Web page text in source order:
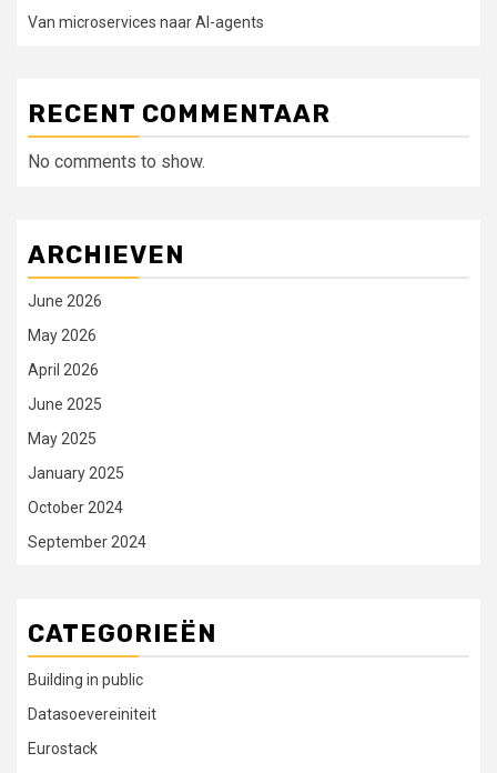
Van microservices naar AI-agents
RECENT COMMENTAAR
No comments to show.
ARCHIEVEN
June 2026
May 2026
April 2026
June 2025
May 2025
January 2025
October 2024
September 2024
CATEGORIEËN
Building in public
Datasoevereiniteit
Eurostack